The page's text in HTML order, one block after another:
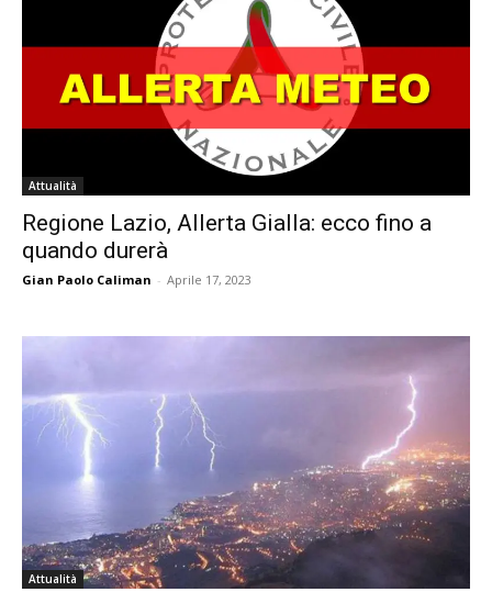
Attualità
Regione Lazio, Allerta Gialla: ecco fino a
quando durerà
Gian Paolo Caliman - Aprile 17, 2023
Attualità